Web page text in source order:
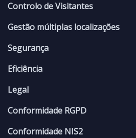
Controlo de Visitantes
Gestão múltiplas localizações
Segurança
Eficiência
Legal
Conformidade RGPD
Conformidade NIS2